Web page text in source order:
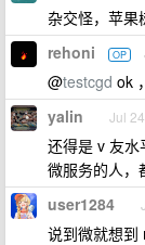
杂交怪，苹果
rehoni OP
@testcgd ok
yalin Jul
还得是 v 友水
微服务的人，
user1284
说到微就想到